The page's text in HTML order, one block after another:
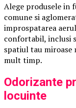
Alege produsele in
comune si
improspatarea
confortabil, inclusi
spatiul tau
mult timp.
Odorizante
locuinte